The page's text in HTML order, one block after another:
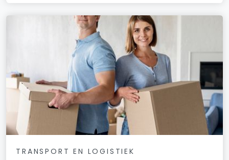
TRANSPORT EN LOGISTIEK